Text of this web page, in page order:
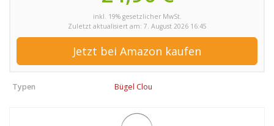
inkl. 19% gesetzlicher MwSt.
Zuletzt aktualisiert am: 7. August 2026 16:45
Jetzt bei Amazon kaufen
Typen Bügel Clou